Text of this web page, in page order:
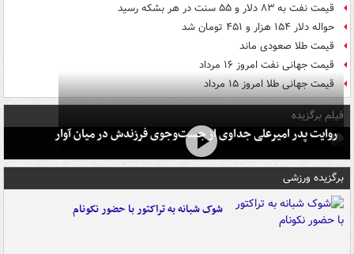
قیمت نفت به ۸۳ دلار و ۵۵ سنت در هر بشکه رسید
حواله دلار ۱۵۴ هزار و ۴۵۱ تومان شد
قیمت طلا صعودی ماند
قیمت جهانی نفت امروز ۱۶ مرداد
قیمت جهانی طلا امروز ۱۵ مرداد
فیلم برگزیده
روایت پدر امیرعلی جداوی از جست‌وجوی فرزندش در میان آوار
برگزیده ورزشی
شوک شبانه به تراکتور با حضور نکونام